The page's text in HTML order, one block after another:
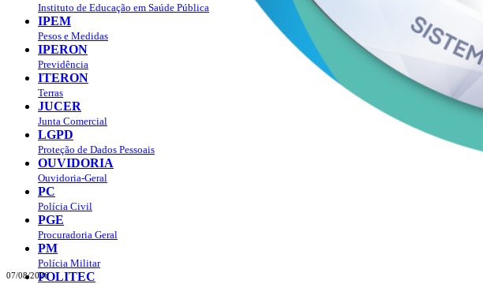
07/08/2026
Instituto de Educação em Saúde Pública
IPEM
Pesos e Medidas
IPERON
Previdência
ITERON
Terras
JUCER
Junta Comercial
LGPD
Proteção de Dados Pessoais
OUVIDORIA
Ouvidoria-Geral
PC
Polícia Civil
PGE
Procuradoria Geral
PM
Polícia Militar
POLITEC